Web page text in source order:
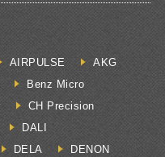
AIRPULSE
AKG
Benz Micro
CH Precision
DALI
DELA
DENON